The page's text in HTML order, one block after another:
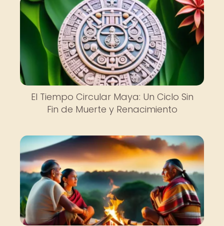
El Tiempo Circular Maya: Un Ciclo Sin
Fin de Muerte y Renacimiento